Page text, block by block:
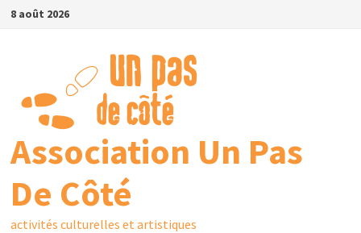
8 août 2026
Association Un Pas
De Côté
activités culturelles et artistiques